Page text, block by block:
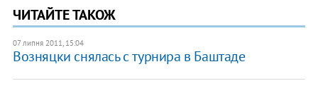
ЧИТАЙТЕ ТАКОЖ
07 липня 2011, 15:04
Возняцки снялась с турнира в Баштаде